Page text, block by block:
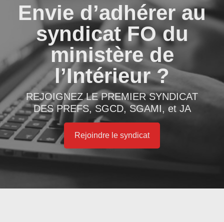
Envie d’adhérer au
syndicat FO du
ministère de
l’Intérieur ?
REJOIGNEZ LE PREMIER SYNDICAT
DES PREFS, SGCD, SGAMI, et JA
Rejoindre le syndicat